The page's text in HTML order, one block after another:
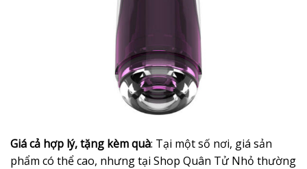
Giá cả hợp lý, tặng kèm quà: Tại một số nơi, giá sản
phẩm có thể cao, nhưng tại Shop Quân Tử Nhỏ thường